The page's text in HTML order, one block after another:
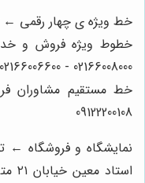
خط ویژه ی چهار رقمی ← 6123-021
02166008000 - 02166006600 - 02166003300 - 02166003000
09122200108
نمایشگاه و فروشگاه ←